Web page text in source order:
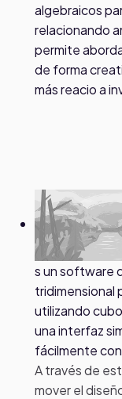
algebraicos
relacionando
permite
de forma
más reacio a
s un software
tridimensional
utilizando
una interfaz
fácilmente
A través de
mover el